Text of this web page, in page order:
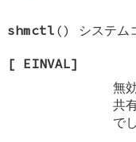
shmctl () システム
[ EINVAL]
無
共
で